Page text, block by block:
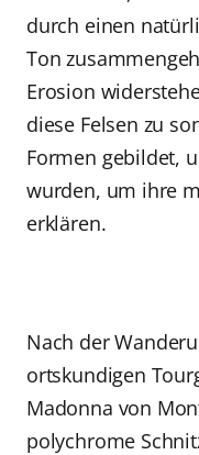
durch einen
Ton
Erosion
diese Felsen zu
Formen gebildet,
wurden, um ihre
erklären.
Nach der
ortskundigen
Madonna von
polychrome